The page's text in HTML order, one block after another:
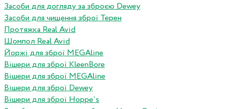
Засоби для догляду за зброєю Dewey
Засоби для чищення зброї Терен
Протяжка Real Avid
Шомпол Real Avid
Йоржі для зброї MEGAline
Вішери для зброї KleenBore
Вішери для зброї MEGAline
Вішери для зброї Dewey
Вішери для зброї Hoppe`s